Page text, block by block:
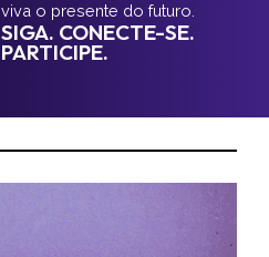
viva o presente do futuro.
SIGA. CONECTE-SE.
PARTICIPE.